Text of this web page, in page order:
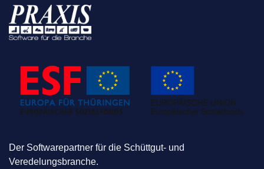
Der Softwarepartner für die Schüttgut- und
Veredelungsbranche.